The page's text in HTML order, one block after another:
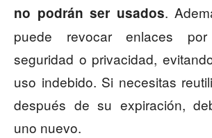
no podrán ser usados.
puede revocar enlaces
seguridad o privacidad,
uso indebido. Si necesitas
después de su expiración,
uno nuevo.